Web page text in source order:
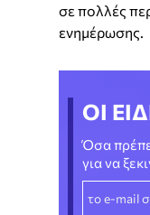
σε πολλές
ενημέρωσης.
ΟΙ
Όσα
για να